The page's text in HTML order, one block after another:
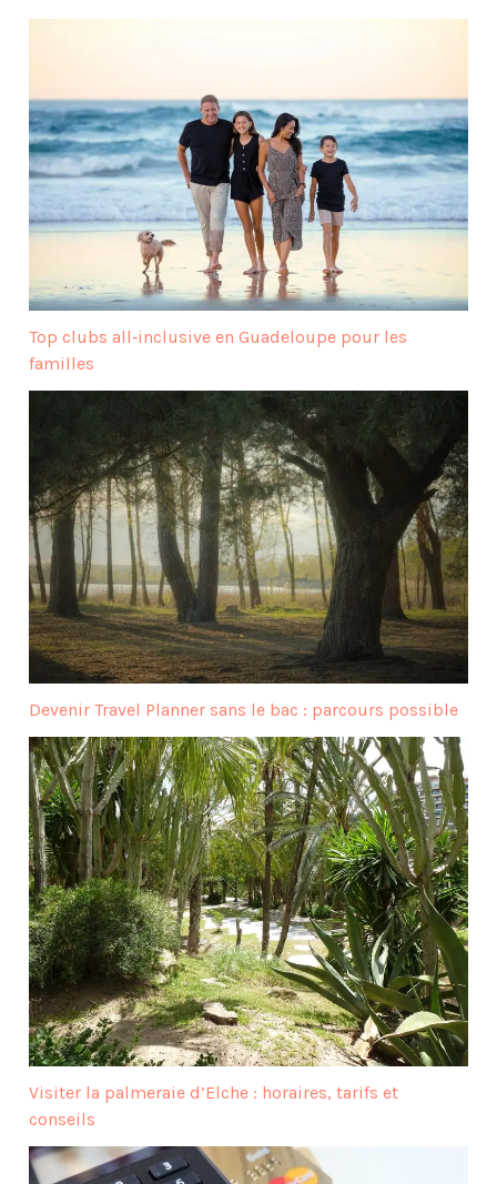
Top clubs all‑inclusive en Guadeloupe pour les
familles
Devenir Travel Planner sans le bac : parcours possible
Visiter la palmeraie d’Elche : horaires, tarifs et
conseils